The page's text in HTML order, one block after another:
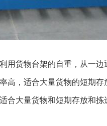
用货物台架的自重，从一边
高，适合大量货物的短期
合大量货物和短期存放和拣